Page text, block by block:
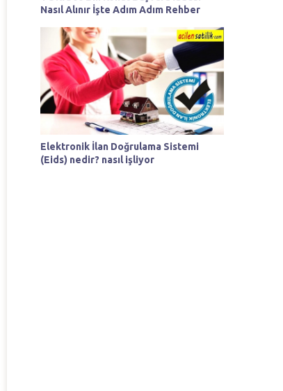
Nasıl Alınır İşte Adım Adım Rehber
Elektronik İlan Doğrulama Sistemi
(Eids) nedir? nasıl işliyor